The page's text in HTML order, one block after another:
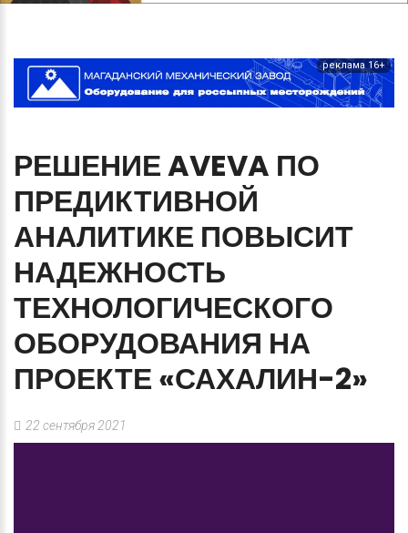
реклама 16+
РЕШЕНИЕAVEVA ПО
ПРЕДИКТИВНОЙ
АНАЛИТИКЕ ПОВЫСИТ
НАДЕЖНОСТЬ
ТЕХНОЛОГИЧЕСКОГО
ОБОРУДОВАНИЯ НА
ПРОЕКТЕ «САХАЛИН-2»
22 сентября 2021